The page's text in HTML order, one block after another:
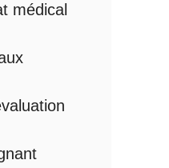
médical